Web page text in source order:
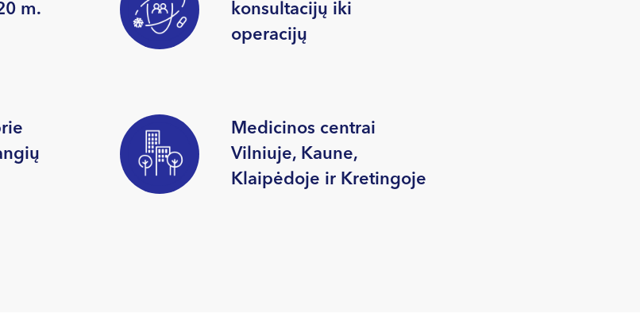
m.
konsultacijų iki
operacijų
Medicinos centrai
Vilniuje, Kaune,
Klaipėdoje ir Kretingoje